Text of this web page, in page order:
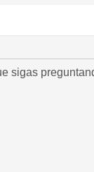
sigas